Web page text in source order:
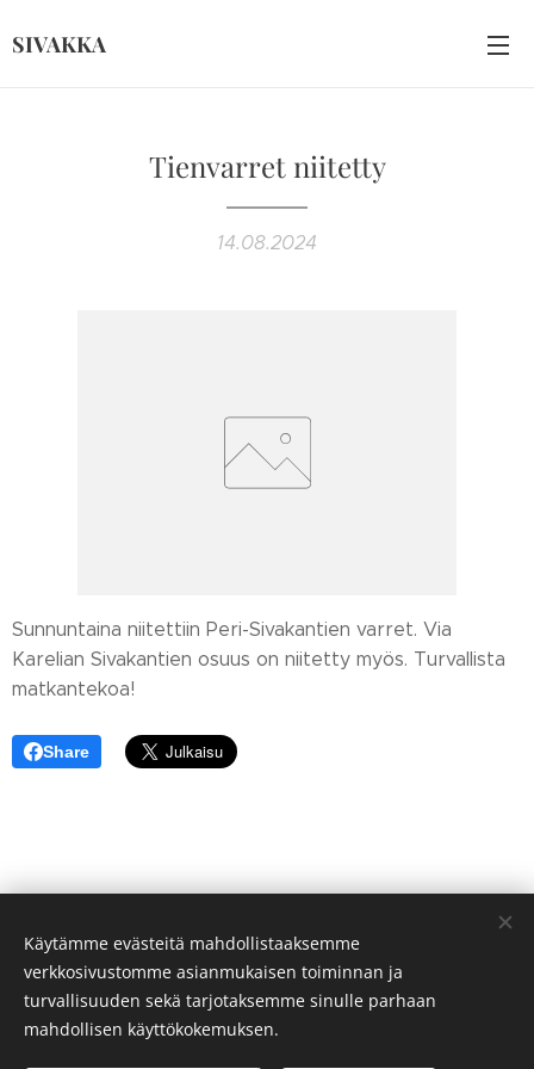
SIVAKKA
Tienvarret niitetty
14.08.2024
Sunnuntaina niitettiin Peri-Sivakantien varret. Via
Karelian Sivakantien osuus on niitetty myös. Turvallista
matkantekoa!
Share
Käytämme evästeitä mahdollistaaksemme
verkkosivustomme asianmukaisen toiminnan ja
turvallisuuden sekä tarjotaksemme sinulle parhaan
mahdollisen käyttökokemuksen.